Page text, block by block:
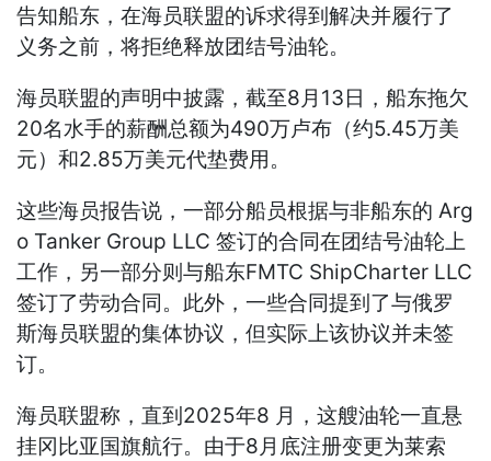
告知船东，在海员联盟的诉求得到解决并履行了
义务之前，将拒绝释放团结号油轮。
海员联盟的声明中披露，截至8月13日，船东拖欠
20名水手的薪酬总额为490万卢布（约5.45万美
元）和2.85万美元代垫费用。
这些海员报告说，一部分船员根据与非船东的 Arg
o Tanker Group LLC 签订的合同在团结号油轮上
工作，另一部分则与船东FMTC ShipCharter LLC
签订了劳动合同。此外，一些合同提到了与俄罗
斯海员联盟的集体协议，但实际上该协议并未签
订。
海员联盟称，直到2025年8 月，这艘油轮一直悬
挂冈比亚国旗航行。由于8月底注册变更为莱索